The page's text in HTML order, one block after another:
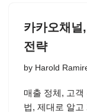
카카오채널
전략
by Harold
매출 정체, 고객
법, 제대로 알